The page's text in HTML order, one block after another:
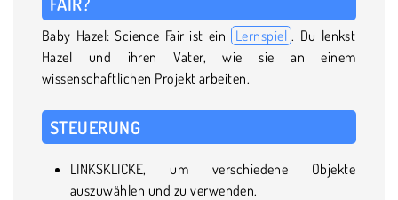
Baby Hazel: Science Fair ist ein Lernspiel . Du lenkst
Hazel und ihren Vater, wie sie an einem
wissenschaftlichen Projekt arbeiten.
STEUERUNG
LINKSKLICKE, um verschiedene Objekte
auszuwählen und zu verwenden.